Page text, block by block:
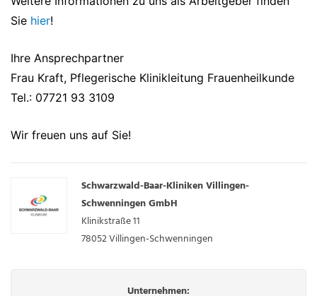
Sie hier!
Ihre Ansprechpartner
Frau Kraft, Pflegerische Klinikleitung Frauenheilkunde
Tel.: 07721 93 3109
Wir freuen uns auf Sie!
Schwarzwald-Baar-Kliniken Villingen-
Schwenningen GmbH
Klinikstraße 11
78052Villingen-Schwenningen
Unternehmen: